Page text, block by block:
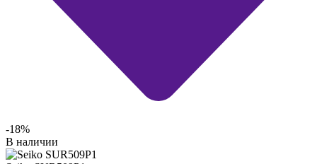
-18%
В наличии